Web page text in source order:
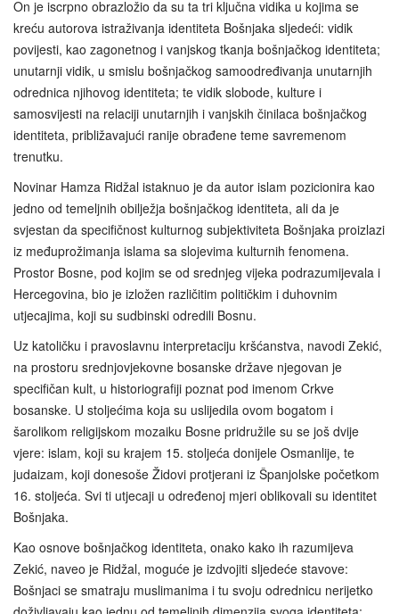
On je iscrpno obrazložio da su ta tri ključna vidika u kojima se
kreću autorova istraživanja identiteta Bošnjaka sljedeći: vidik
povijesti, kao zagonetnog i vanjskog tkanja bošnjačkog identiteta;
unutarnji vidik, u smislu bošnjačkog samoodređivanja unutarnjih
odrednica njihovog identiteta; te vidik slobode, kulture i
samosvijesti na relaciji unutarnjih i vanjskih činilaca bošnjačkog
identiteta, približavajući ranije obrađene teme savremenom
trenutku.
Novinar Hamza Ridžal istaknuo je da autor islam pozicionira kao
jedno od temeljnih obilježja bošnjačkog identiteta, ali da je
svjestan da specifičnost kulturnog subjektiviteta Bošnjaka proizlazi
iz međuprožimanja islama sa slojevima kulturnih fenomena.
Prostor Bosne, pod kojim se od srednjeg vijeka podrazumijevala i
Hercegovina, bio je izložen različitim političkim i duhovnim
utjecajima, koji su sudbinski odredili Bosnu.
Uz katoličku i pravoslavnu interpretaciju kršćanstva, navodi Zekić,
na prostoru srednjovjekovne bosanske države njegovan je
specifičan kult, u historiografiji poznat pod imenom Crkve
bosanske. U stoljećima koja su uslijedila ovom bogatom i
šarolikom religijskom mozaiku Bosne pridružile su se još dvije
vjere: islam, koji su krajem 15. stoljeća donijele Osmanlije, te
judaizam, koji donesoše Židovi protjerani iz Španjolske početkom
16. stoljeća. Svi ti utjecaji u određenoj mjeri oblikovali su identitet
Bošnjaka.
Kao osnove bošnjačkog identiteta, onako kako ih razumijeva
Zekić, naveo je Ridžal, moguće je izdvojiti sljedeće stavove:
Bošnjaci se smatraju muslimanima i tu svoju odrednicu nerijetko